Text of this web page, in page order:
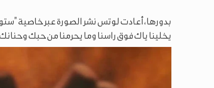
بدورها، أعادت لوتس نشر الصورة عبر خاصية
يخلينا ياك فوق راسنا وما يحرمنا من حبك